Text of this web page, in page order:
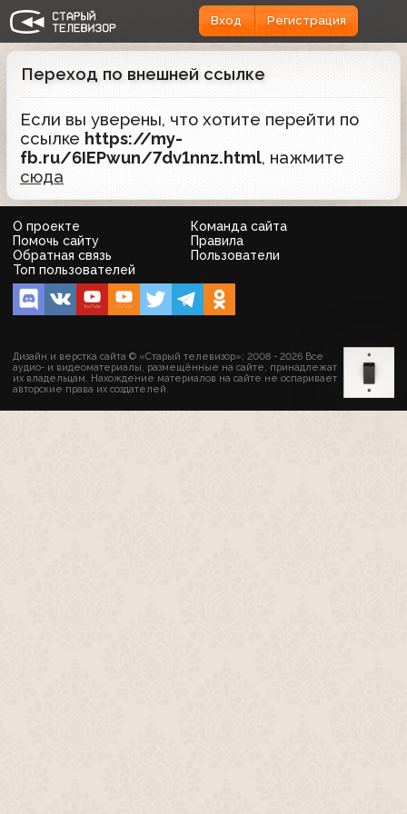
Вход Регистрация
Переход по внешней ссылке
Если вы уверены, что хотите перейти по
ссылке https://my-
fb.ru/6IEPwun/7dv1nnz.html, нажмите
сюда
О проекте
Команда сайта
Помочь сайту
Правила
Обратная связь
Пользователи
Топ пользователей
Дизайн и верстка сайта © «Старый телевизор»; 2008 - 2026 Все
аудио- и видеоматериалы, размещённые на сайте, принадлежат
их владельцам. Нахождение материалов на сайте не оспаривает
авторские права их создателей.